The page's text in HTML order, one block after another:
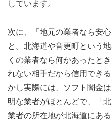
しています。
次に、「地元の業者なら安
と。北海道や音更町という
くの業者なら何かあったと
れない相手だから信用でき
かし実際には、ソフト闇金
明な業者がほとんどで、「
業者の所在地が北海道にある